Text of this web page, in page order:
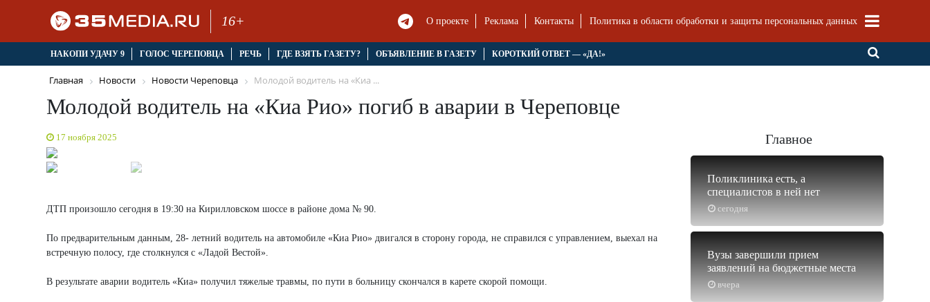
16+ О проекте Реклама Контакты Политика в области обработки и защиты персональных данных
НАКОПИ УДАЧУ 9 ГОЛОС ЧЕРЕПОВЦА РЕЧЬ ГДЕ ВЗЯТЬ ГАЗЕТУ? ОБЪЯВЛЕНИЕ В ГАЗЕТУ КОРОТКИЙ ОТВЕТ — «ДА!»
Главная Новости Новости Череповца Молодой водитель на «Киа ...
Молодой водитель на «Киа Рио» погиб в аварии в Череповце
17 ноября 2025
ДТП произошло сегодня в 19:30 на Кирилловском шоссе в районе дома № 90.
По предварительным данным, 28- летний водитель на автомобиле «Киа Рио» двигался в сторону города, не справился с управлением, выехал на
встречную полосу, где столкнулся с «Ладой Вестой».
В результате аварии водитель «Киа» получил тяжелые травмы, по пути в больницу скончался в карете скорой помощи.
Главное
сегодня
Поликлиника есть, а
специалистов в ней нет
вчера
Вузы завершили прием
заявлений на бюджетные места